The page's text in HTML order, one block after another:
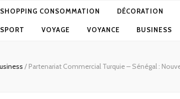
SHOPPING CONSOMMATION DÉCORATION
VOYAGE VOYANCE BUSINESS
/ Partenariat Commercial Turquie – Sénégal :